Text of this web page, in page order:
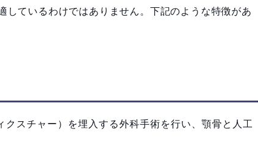
しているわけではありません。下記のような特徴があ
クスチャー）を埋入する外科手術を行い、顎骨と人工